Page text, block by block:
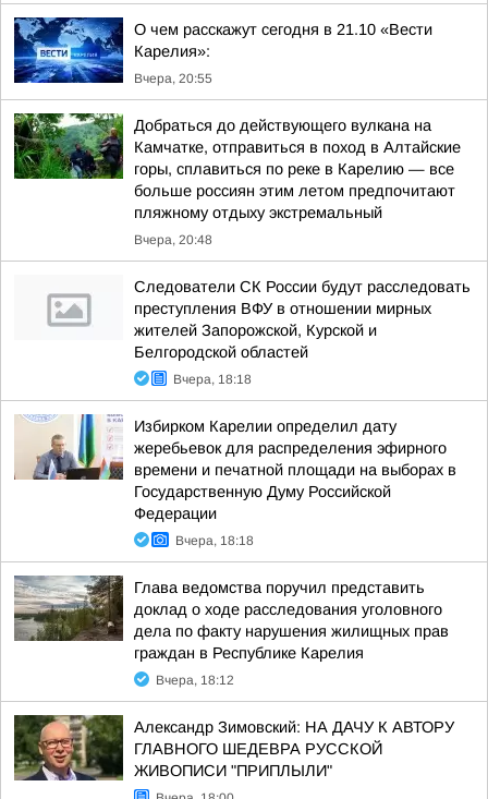
О чем расскажут сегодня в 21.10 «Вести
Карелия»:
Вчера, 20:55
Добраться до действующего вулкана на
Камчатке, отправиться в поход в Алтайские
горы, сплавиться по реке в Карелию — все
больше россиян этим летом предпочитают
пляжному отдыху экстремальный
Вчера, 20:48
Следователи СК России будут расследовать
преступления ВФУ в отношении мирных
жителей Запорожской, Курской и
Белгородской областей
Вчера, 18:18
Избирком Карелии определил дату
жеребьевок для распределения эфирного
времени и печатной площади на выборах в
Государственную Думу Российской
Федерации
Вчера, 18:18
Глава ведомства поручил представить
доклад о ходе расследования уголовного
дела по факту нарушения жилищных прав
граждан в Республике Карелия
Вчера, 18:12
Александр Зимовский: НА ДАЧУ К АВТОРУ
ГЛАВНОГО ШЕДЕВРА РУССКОЙ
ЖИВОПИСИ "ПРИПЛЫЛИ"